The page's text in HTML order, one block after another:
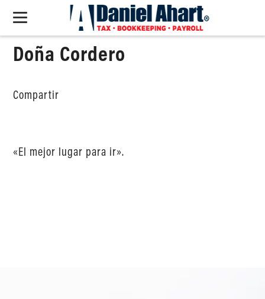
Doña Cordero
Compartir
«El mejor lugar para ir».